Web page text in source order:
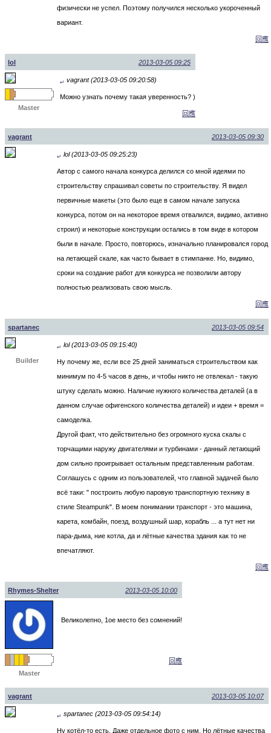
физически не успел. Поэтому получился несколько укороченный
вариант.
回應
lol 2013-03-05 09:25
Master
↵ vagrant (2013-03-05 09:20:58)
Можно узнать почему такая уверенность? )
回應
vagrant 2013-03-05 09:30
↵ lol (2013-03-05 09:25:23)
Автор с самого начала конкурса делился со мной идеями по
строительству спрашивал советы по строительству. Я видел
первичные макеты (это было еще в самом начале запуска
конкурса, потом он на некоторое время отвалился, видимо, активно
строил) и некоторые конструкции остались в том виде в котором
были в начале. Просто, повторюсь, изначально планировался город
на летающей скале, как часто бывает в стимпанке. Но, видимо,
сроки на создание работ для конкурса не позволили автору
полностью реализовать свою мысль.
回應
spartanec 2013-03-05 09:54
Builder
↵ lol (2013-03-05 09:15:40)
Ну почему же, если все 25 дней заниматься строительством как
минимум по 4-5 часов в день, и чтобы никто не отвлекал - такую
штуку сделать можно. Наличие нужного количества деталей (а в
данном случае офигенского количества деталей) и идеи + время =
самоделка.
Другой факт, что действительно без огромного куска скалы с
торчащими наружу двигателями и турбинами - данный летающий
дом сильно проигрывает остальным представленным работам.
Соглашусь с одним из пользователей, что главной задачей было
всё таки: " построить любую паровую транспортную технику в
стиле Steampunk". В моем понимании транспорт - это машина,
карета, комбайн, поезд, воздушный шар, корабль ... а тут нет ни
пара-дыма, ние котла, да и лётные качества здания как то не
впечатляют.
回應
Rhymes-Shelter 2013-03-05 10:00
Master
Великолепно, 1ое место без сомнений!
回應
vagrant 2013-03-05 10:07
↵ spartanec (2013-03-05 09:54:14)
Ну котёл-то есть. Даже отдельное фото с ним. Но лётные качества